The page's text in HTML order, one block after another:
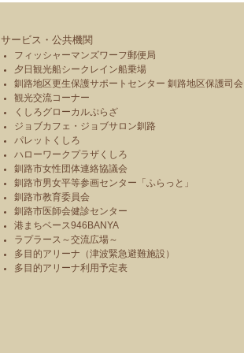
サービス・公共機関
フィッシャーマンズワーフ郵便局
夕日観光船シークレイン船乗場
釧路地区更生保護サポートセンター 釧路地区保護司会
観光交流コーナー
くしろグローカルぷらざ
ジョブカフェ・ジョブサロン釧路
パレットくしろ
ハローワークプラザくしろ
釧路市女性団体連絡協議会
釧路市男女平等参画センター「ふらっと」
釧路市教育委員会
釧路市医師会健診センター
港まちベース946BANYA
ラプラース～交流広場～
多目的アリーナ（津波緊急避難施設）
多目的アリーナ利用予定表